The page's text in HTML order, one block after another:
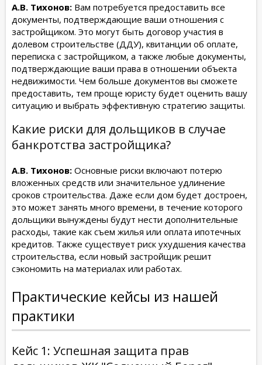
А.В. Тихонов: Вам потребуется предоставить все
документы, подтверждающие ваши отношения с
застройщиком. Это могут быть договор участия в
долевом строительстве (ДДУ), квитанции об оплате,
переписка с застройщиком, а также любые документы,
подтверждающие ваши права в отношении объекта
недвижимости. Чем больше документов вы сможете
предоставить, тем проще юристу будет оценить вашу
ситуацию и выбрать эффективную стратегию защиты.
Какие риски для дольщиков в случае
банкротства застройщика?
А.В. Тихонов: Основные риски включают потерю
вложенных средств или значительное удлинение
сроков строительства. Даже если дом будет достроен,
это может занять много времени, в течение которого
дольщики вынуждены будут нести дополнительные
расходы, такие как съем жилья или оплата ипотечных
кредитов. Также существует риск ухудшения качества
строительства, если новый застройщик решит
сэкономить на материалах или работах.
Практические кейсы из нашей
практики
Кейс 1: Успешная защита прав